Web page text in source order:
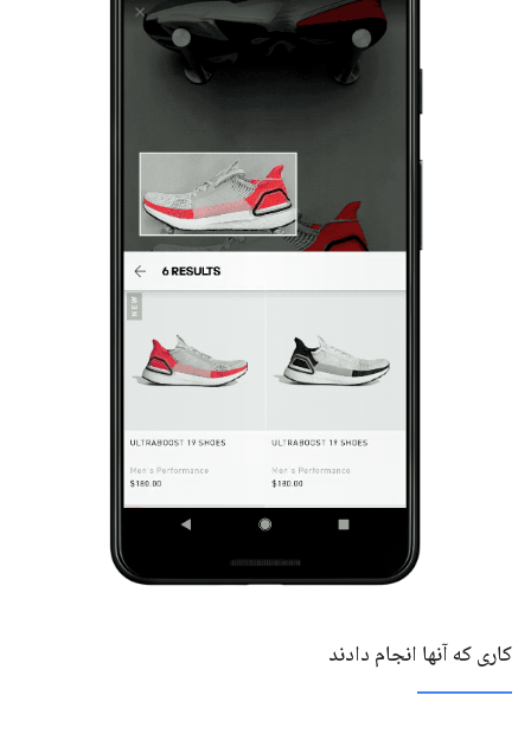
کاری که آنها انجام دادند